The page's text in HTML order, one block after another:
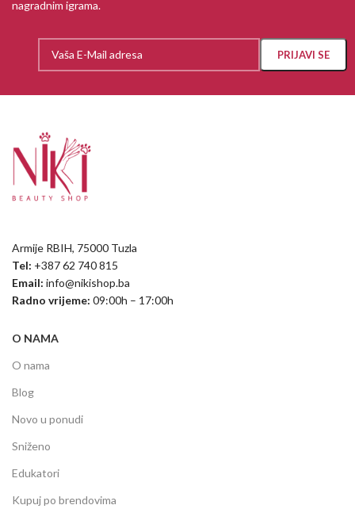
nagradnim igrama.
Armije RBIH, 75000 Tuzla
Tel: +387 62 740 815
Email: info@nikishop.ba
Radno vrijeme: 09:00h – 17:00h
O NAMA
O nama
Blog
Novo u ponudi
Sniženo
Edukatori
Kupuj po brendovima